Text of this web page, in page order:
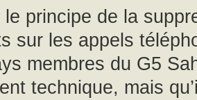
le principe de la
sur les appels
membres du G5
technique, mais